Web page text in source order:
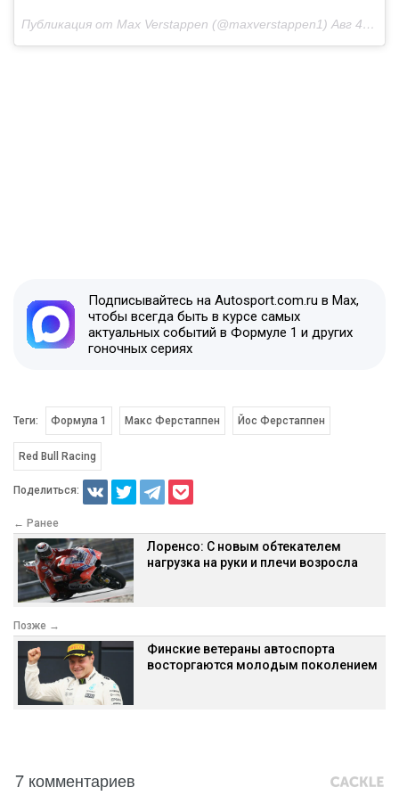
Публикация от Max Verstappen (@maxverstappen1) Авг 4 2017 в 1:43 PDT
Подписывайтесь на Autosport.com.ru в Max,
чтобы всегда быть в курсе самых
актуальных событий в Формуле 1 и других
гоночных сериях
Теги: Формула 1 Макс Ферстаппен Йос Ферстаппен
Red Bull Racing
Поделиться:
← Ранее
Лоренсо: С новым обтекателем
нагрузка на руки и плечи возросла
Позже →
Финские ветераны автоспорта
восторгаются молодым поколением
7 комментариев